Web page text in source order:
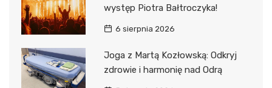
występ Piotra Bałtroczyka!
6 sierpnia 2026
Joga z Martą Kozłowską: Odkryj
zdrowie i harmonię nad Odrą